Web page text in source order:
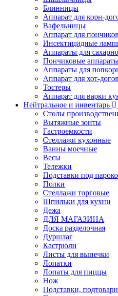
Блинницы
Аппарат для корн-
Вафельницы
Аппарат для пончиков
Инсектицидные
Аппараты для
Пончиковые
Аппараты для
Аппарат для хот-догов
Тостеры
Аппарат для варки
Нейтральное и инвентарь
Столы
Вытяжные зонты
Гастроемкости
Стеллажи кухонные
Ванны моечные
Весы
Тележки
Подставки под
Полки
Стеллажи торговые
Шпильки для кухни
Дежа
ДЛЯ МАГАЗИНА
Доска разделочная
Дуршлаг
Кастрюли
Листы для выпечки
Лопатки
Лопаты для пиццы
Нож
Подставки,